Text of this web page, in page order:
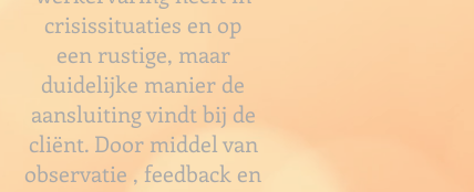
crisissituaties en op
een rustige, maar
duidelijke manier de
aansluiting vindt bij de
cliënt. Door middel van
observatie , feedback en